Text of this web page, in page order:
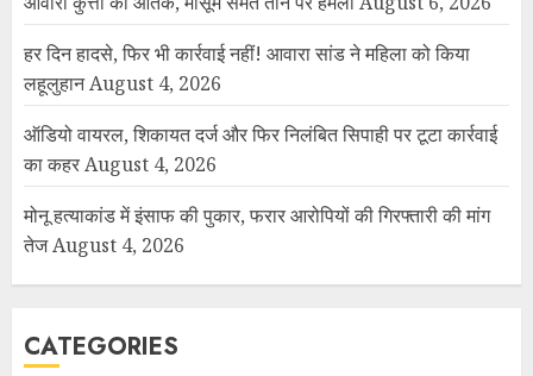
हर दिन हादसे, फिर भी कार्रवाई नहीं! आवारा सांड ने महिला को किया
लहूलुहानAugust 4, 2026
ऑडियो वायरल, शिकायत दर्ज और फिर निलंबित सिपाही पर टूटा कार्रवाई
का कहरAugust 4, 2026
मोनू हत्याकांड में इंसाफ की पुकार, फरार आरोपियों की गिरफ्तारी की मांग
तेजAugust 4, 2026
CATEGORIES